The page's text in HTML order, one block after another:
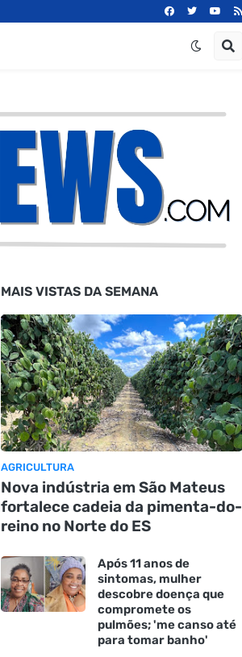
MAIS VISTAS DA SEMANA
AGRICULTURA
Nova indústria em São Mateus
fortalece cadeia da pimenta-do-
reino no Norte do ES
Após 11 anos de
sintomas, mulher
descobre doença que
compromete os
pulmões; 'me canso até
para tomar banho'